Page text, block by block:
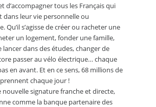
d’accompagner tous les Français qui
leur vie personnelle ou
Qu’il s’agisse de créer ou racheter une
un logement, fonder une famille,
lancer dans des études, changer de
passer au vélo électrique… chaque
en avant. Et en ce sens, 68 millions de
chaque jour !
nouvelle signature franche et directe,
comme la banque partenaire des